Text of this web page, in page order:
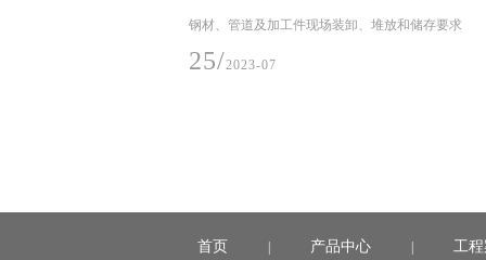
钢材、管道及加工件现场装卸、堆放和储存要求
25/2023-07
首页 | 产品中心 | 工